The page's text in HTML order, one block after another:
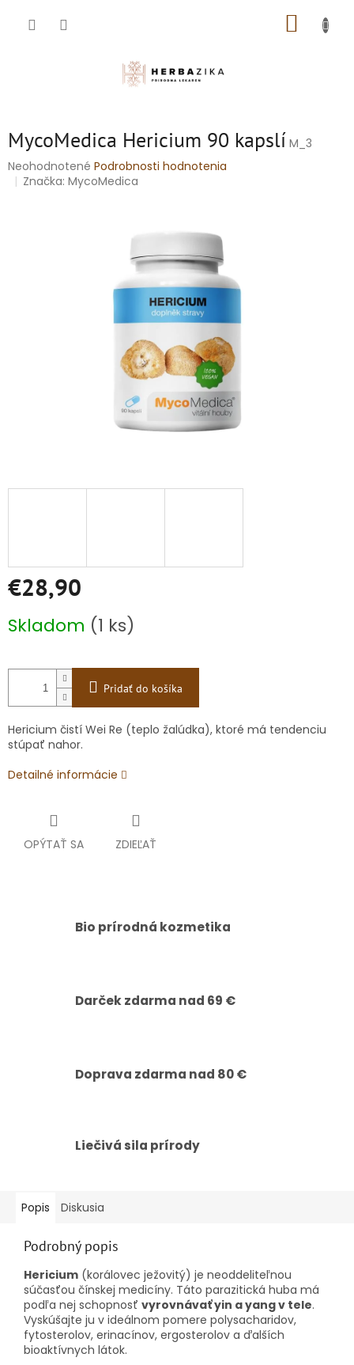
MycoMedica Hericium 90 kapslí M_3
Priemerné
hodnotenie
Neohodnotené Podrobnosti hodnotenia
Značka:MycoMedica
€28,90
cena:
Skladom (1 ks)
Pridať do košíka
Hericium čistí Wei Re (teplo žalúdka), ktoré má tendenciu
stúpať nahor.
Detailné informácie
OPÝTAŤ SA ZDIEĽAŤ
Bio prírodná kozmetika
Darček zdarma nad 69 €
Doprava zdarma nad 80 €
Liečivá sila prírody
Popis Diskusia
Podrobný popis
Hericium (korálovec ježovitý) je neoddeliteľnou
súčasťou čínskej medicíny. Táto parazitická huba má
podľa nej schopnosť vyrovnávať yin a yang v tele.
Vyskúšajte ju v ideálnom pomere polysacharidov,
fytosterolov, erinacínov, ergosterolov a ďalších
bioaktívnych látok.